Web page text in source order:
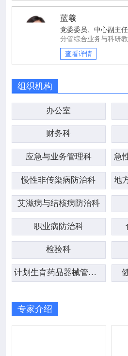
蓝羲
党委委员、中心副主任
查看详情
组织机构
办公室
财务科
应急与业务管理科
慢性非传染病防治科
艾滋病与结核病防治科
职业病防治科
检验科
计划生育药品器械管理科
专家介绍